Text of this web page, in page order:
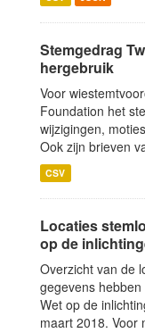
Stemgedrag
hergebruik
Voor
Foundation het
wijzigingen,
Ook zijn brieven
CSV
Locaties
op de
Overzicht van de
gegevens
Wet op de
maart 2018. Voor